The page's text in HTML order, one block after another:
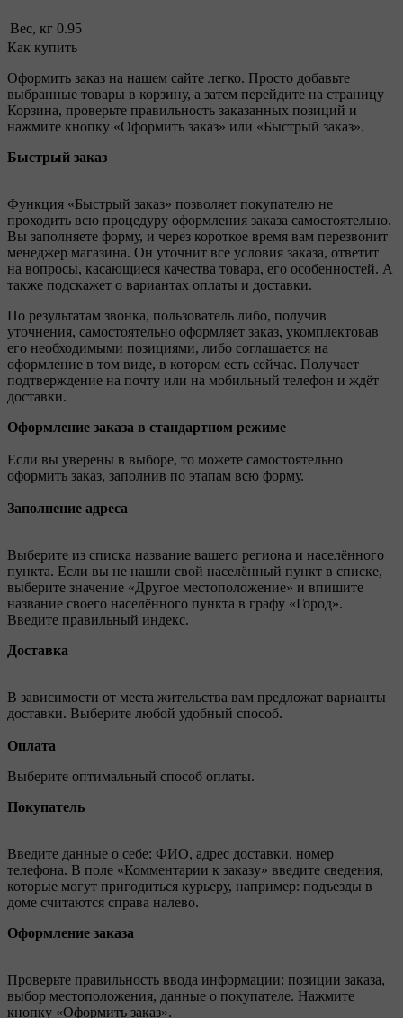
Вес, кг 0.95
Как купить
Оформить заказ на нашем сайте легко. Просто добавьте
выбранные товары в корзину, а затем перейдите на страницу
Корзина, проверьте правильность заказанных позиций и
нажмите кнопку «Оформить заказ» или «Быстрый заказ».
Быстрый заказ
Функция «Быстрый заказ» позволяет покупателю не
проходить всю процедуру оформления заказа самостоятельно.
Вы заполняете форму, и через короткое время вам перезвонит
менеджер магазина. Он уточнит все условия заказа, ответит
на вопросы, касающиеся качества товара, его особенностей. А
также подскажет о вариантах оплаты и доставки.
По результатам звонка, пользователь либо, получив
уточнения, самостоятельно оформляет заказ, укомплектовав
его необходимыми позициями, либо соглашается на
оформление в том виде, в котором есть сейчас. Получает
подтверждение на почту или на мобильный телефон и ждёт
доставки.
Оформление заказа в стандартном режиме
Если вы уверены в выборе, то можете самостоятельно
оформить заказ, заполнив по этапам всю форму.
Заполнение адреса
Выберите из списка название вашего региона и населённого
пункта. Если вы не нашли свой населённый пункт в списке,
выберите значение «Другое местоположение» и впишите
название своего населённого пункта в графу «Город».
Введите правильный индекс.
Доставка
В зависимости от места жительства вам предложат варианты
доставки. Выберите любой удобный способ.
Оплата
Выберите оптимальный способ оплаты.
Покупатель
Введите данные о себе: ФИО, адрес доставки, номер
телефона. В поле «Комментарии к заказу» введите сведения,
которые могут пригодиться курьеру, например: подъезды в
доме считаются справа налево.
Оформление заказа
Проверьте правильность ввода информации: позиции заказа,
выбор местоположения, данные о покупателе. Нажмите
кнопку «Оформить заказ».